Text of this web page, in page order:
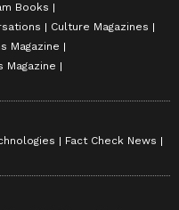
Books
Culture Magazines
Magazine
Magazine
Fact Check News